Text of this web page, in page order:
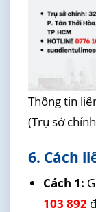
Thông tin
(Trụ sở
6. Cách
Cách 1:
103 892